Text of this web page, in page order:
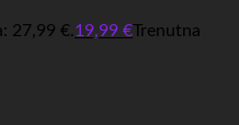
27,99 €.19,99 €Trenutna